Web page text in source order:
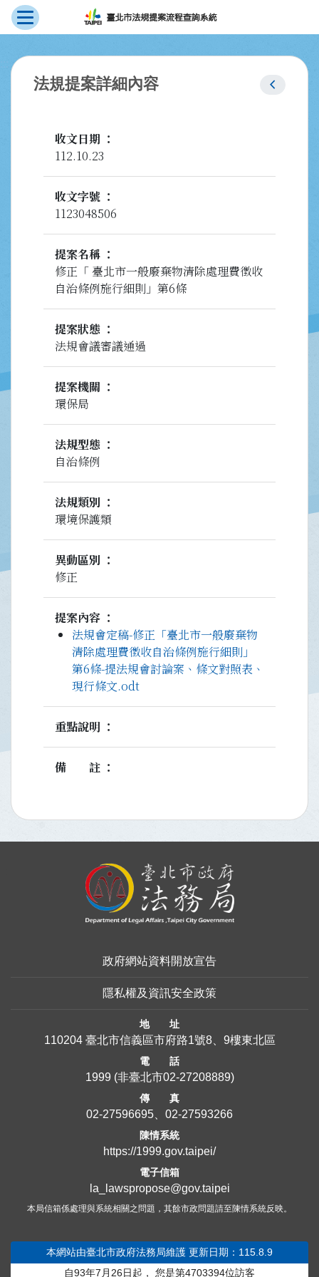
跳到主要內容
展開選單
法規提案詳細內容 chevron_left
收文日期
112.10.23
收文字號
1123048506
提案名稱
修正「 臺北市一般廢棄物清除處理費徵收
自治條例施行細則」第6條
提案狀態
法規會議審議通過
提案機關
環保局
法規型態
自治條例
法規類別
環境保護類
異動區別
修正
提案內容
法規會定稿-修正「臺北市一般廢棄物
清除處理費徵收自治條例施行細則」
第6條-提法規會討論案、條文對照表、
現行條文.odt
重點說明
備註
政府網站資料開放宣告
隱私權及資訊安全政策
地 址
110204 臺北市信義區市府路1號8、9樓東北區
電 話
1999 (非臺北市02-27208889)
傳 真
02-27596695、02-27593266
陳情系統
https://1999.gov.taipei/
電子信箱
la_lawspropose@gov.taipei
本局信箱係處理與系統相關之問題，其餘市政問題請至陳情系統反映。
本網站由臺北市政府法務局維護 更新日期：115.8.9
自93年7月26日起， 您是第4703394位訪客